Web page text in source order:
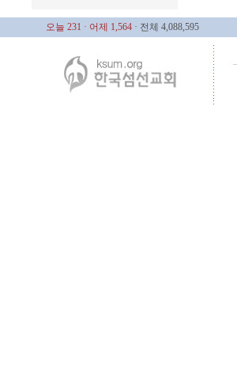
오늘 231 · 어제 1,564 · 전체 4,088,595